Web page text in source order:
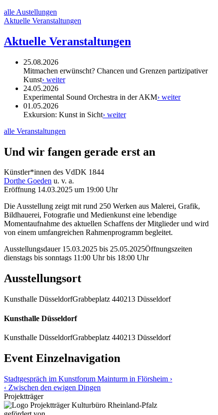
alle Austellungen
Aktuelle Veranstaltungen
Aktuelle Veranstaltungen
25.08.2026
Mitmachen erwünscht? Chancen und Grenzen partizipativer
Kunst› weiter
24.05.2026
Experimental Sound Orchestra in der AKM› weiter
01.05.2026
Exkursion: Kunst in Sicht› weiter
alle Veranstaltungen
Und wir fangen gerade erst an
Künstler*innen des VdDK 1844
Dorthe Goeden u. v. a.
Eröffnung 14.03.2025 um 19:00 Uhr
Die Ausstellung zeigt mit rund 250 Werken aus Malerei, Grafik,
Bildhauerei, Fotografie und Medienkunst eine lebendige
Momentaufnahme des aktuellen Schaffens der Mitglieder und wird
von einem umfangreichen Rahmenprogramm begleitet.
Ausstellungsdauer 15.03.2025 bis 25.05.2025Öffnungszeiten
dienstags bis sonntags 11:00 Uhr bis 18:00 Uhr
Ausstellungsort
Kunsthalle DüsseldorfGrabbeplatz 440213 Düsseldorf
Kunsthalle Düsseldorf
Kunsthalle DüsseldorfGrabbeplatz 440213 Düsseldorf
Event Einzelnavigation
Stadtgespräch im Kunstforum Mainturm in Flörsheim ›
‹ Zwischen den ewigen Dingen
Projektträger